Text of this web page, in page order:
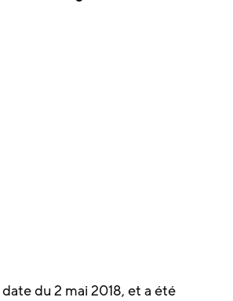
du 2 mai 2018, et a été